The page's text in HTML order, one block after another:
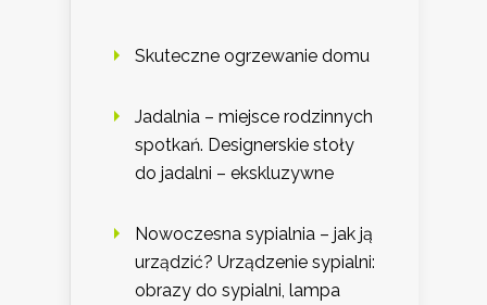
Skuteczne ogrzewanie domu
Jadalnia – miejsce rodzinnych
spotkań. Designerskie stoły
do jadalni – ekskluzywne
Nowoczesna sypialnia – jak ją
urządzić? Urządzenie sypialni:
obrazy do sypialni, lampa